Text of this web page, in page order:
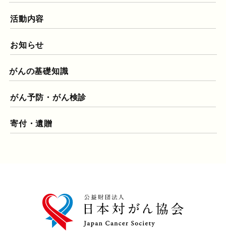
活動内容
お知らせ
がんの基礎知識
がん予防・がん検診
寄付・遺贈